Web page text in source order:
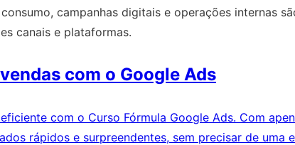
campanhas digitais e operações internas
canais e plataformas.
com o Google Ads
com o Curso Fórmula Google Ads. Com
rápidos e surpreendentes, sem precisar de uma